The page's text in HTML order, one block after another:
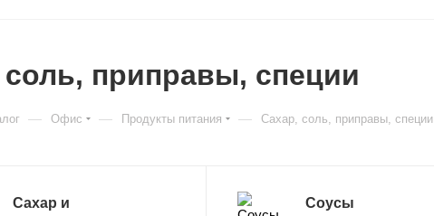
приправы, специи
— Офис — Продукты питания — Сахар, соль, приправы, специи
Сахар и
Соусы